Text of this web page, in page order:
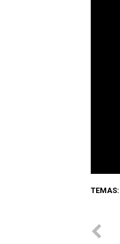
TEMAS: